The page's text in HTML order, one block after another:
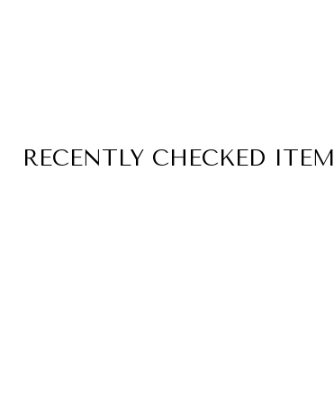
RECENTLY CHECKED ITEM